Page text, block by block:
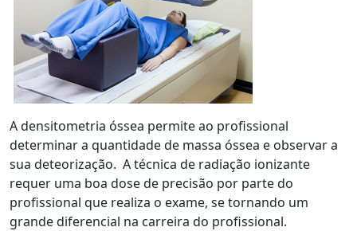
A densitometria óssea permite ao profissional
determinar a quantidade de massa óssea e observar a
sua deteorização. A técnica de radiação ionizante
requer uma boa dose de precisão por parte do
profissional que realiza o exame, se tornando um
grande diferencial na carreira do profissional.